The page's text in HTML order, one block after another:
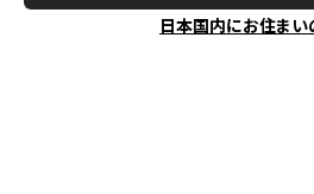
日本国内にお住まい